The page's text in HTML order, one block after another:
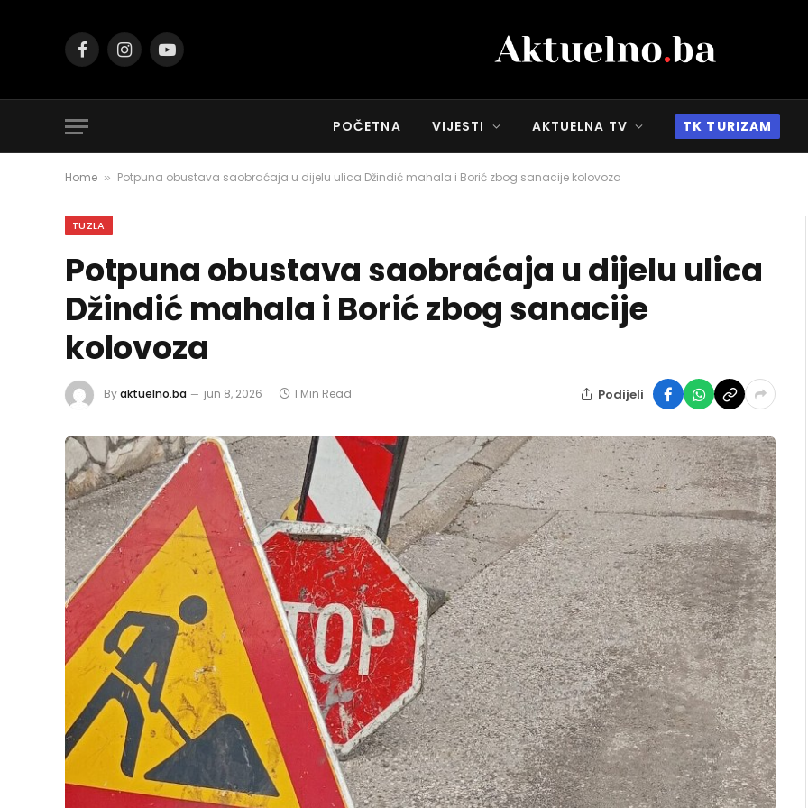
FacebookInstagramYouTube
POČETNA VIJESTI AKTUELNA TV TK TURIZAM
Home » Potpuna obustava saobraćaja u dijelu ulica Džindić mahala i Borić zbog sanacije kolovoza
TUZLA
Potpuna obustava saobraćaja u dijelu ulica
Džindić mahala i Borić zbog sanacije
kolovoza
Byaktuelno.ba jun 8, 2026 1 Min Read Podijeli